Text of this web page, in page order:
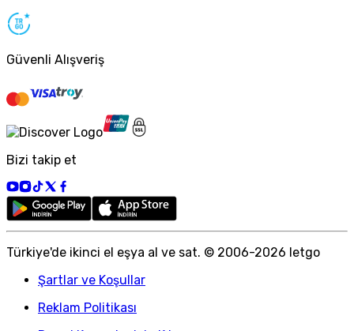
Güvenli Alışveriş
Bizi takip et
Türkiye'de ikinci el eşya al ve sat. © 2006-2026 letgo
Şartlar ve Koşullar
Reklam Politikası